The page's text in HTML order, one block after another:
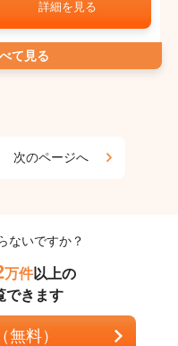
詳細を見る
て見る
次のページへ
ないですか？
万件以上の
できます
料）